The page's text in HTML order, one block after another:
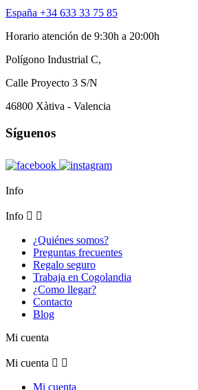
España +34 633 33 75 85
Horario atención de 9:30h a 20:00h
Polígono Industrial C,
Calle Proyecto 3 S/N
46800 Xàtiva - Valencia
Síguenos
Info
Info  
¿Quiénes somos?
Preguntas frecuentes
Regalo seguro
Trabaja en Cogolandia
¿Como llegar?
Contacto
Blog
Mi cuenta
Mi cuenta  
Mi cuenta